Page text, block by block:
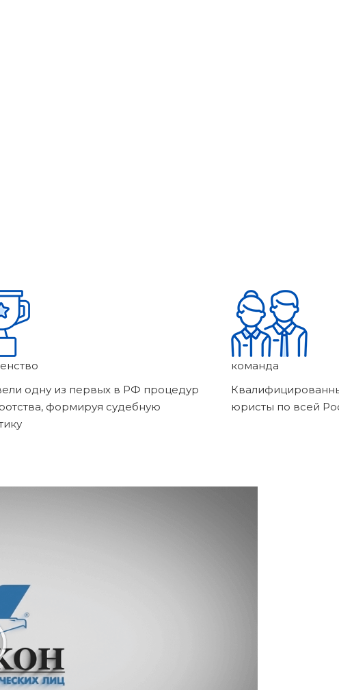
одну из первых в РФ процедур
формируя судебную
команда
юристы по всей